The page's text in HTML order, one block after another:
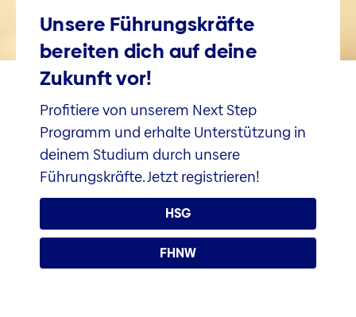
Unsere Führungskräfte
bereiten dich auf deine
Zukunft vor!
Profitiere von unserem Next Step
Programm und erhalte Unterstützung in
deinem Studium durch unsere
Führungskräfte. Jetzt registrieren!
HSG
FHNW